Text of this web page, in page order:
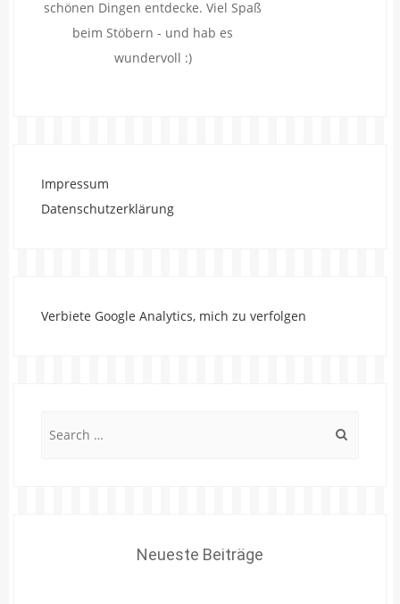
schönen Dingen entdecke. Viel Spaß
beim Stöbern - und hab es
wundervoll :)
Impressum
Datenschutzerklärung
Verbiete Google Analytics, mich zu verfolgen
Neueste Beiträge